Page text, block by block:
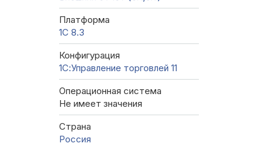
Платформа
1С 8.3
Конфигурация
1С:Управление торговлей 11
Операционная система
Не имеет значения
Страна
Россия